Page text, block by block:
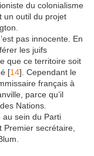
du colonialisme
un outil du projet
pas innocente. En
les juifs
que ce territoire soit
[14]. Cependant le
français à
parce qu’il
Nations.
au sein du Parti
secrétaire,